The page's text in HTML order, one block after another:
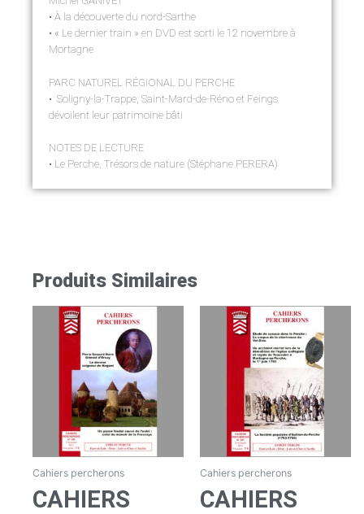
• À la découverte du nord-Sarthe
• « Le dernier train » en DVD est sorti le 12 novembre à
Mortagne
PARC NATUREL RÉGIONAL DU PERCHE
• Soligny-la-Trappe, Saint-Mard-de-Réno et Feings
dévoilent leur patrimoine bâti
NOTES DE LECTURE
• Le Perche, Trésors de nature (Stéphane PERERA)
Produits Similaires
Cahiers percherons
CAHIERS
Cahiers percherons
CAHIERS